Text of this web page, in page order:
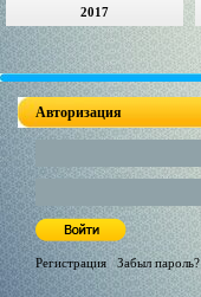
2017
Авторизация
Регистрация /Забыл пароль?